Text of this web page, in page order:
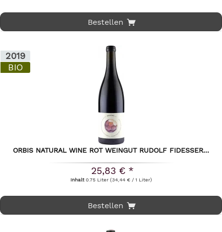
Bestellen
2019
BIO
ORBIS NATURAL WINE ROT WEINGUT RUDOLF FIDESSER...
25,83 € *
Inhalt0.75 Liter (34,44 € / 1 Liter)
Bestellen